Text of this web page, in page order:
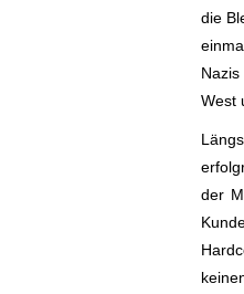
die
West
der